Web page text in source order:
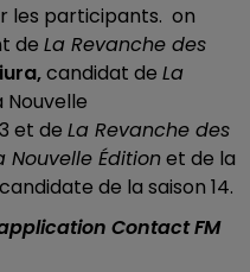
les participants. on
de La Revanche des
candidat de La
Nouvelle
et de La Revanche des
Nouvelle Éditionet de la
de la saison 14.
Contact FM